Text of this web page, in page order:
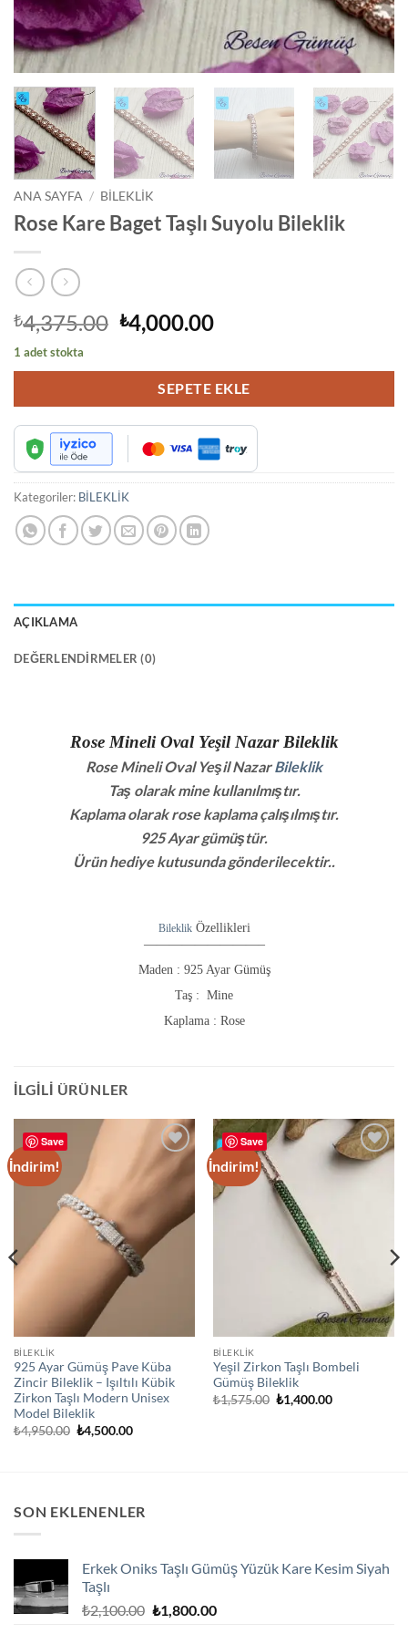
ANA SAYFA / BİLEKLİK
Rose Kare Baget Taşlı Suyolu Bileklik
₺4,375.00 Orijinal
fiyat:
₺4,375.00.
₺4,000.00Şu
fiyat:
₺4,000.00.
1 adet stokta
SEPETE EKLE
Kategoriler: BİLEKLİK
AÇIKLAMA
DEĞERLENDIRMELER (0)
Rose Mineli Oval Yeşil Nazar Bileklik
Rose Mineli Oval Yeşil NazarBileklik
Taş olarak mine kullanılmıştır.
Kaplama olarak rose kaplama çalışılmıştır.
925 Ayar gümüştür.
Ürün hediye kutusunda gönderilecektir..
BileklikÖzellikleri
—————————–
Maden : 925 Ayar Gümüş
Taş : Mine
Kaplama : Rose
İLGILI ÜRÜNLER
Save
İndirim!
Add to
wishlist
BİLEKLİK
925 Ayar Gümüş Pave Küba
Zincir Bileklik – Işıltılı Kübik
Zirkon Taşlı Modern Unisex
Model Bileklik
₺4,950.00 Orijinal
fiyat:
₺4,500.00Şu
Save
İndirim!
Add to
BİLEKLİK
Yeşil Zirkon Taşlı Bombeli
Gümüş Bileklik
₺1,575.00 Orijinal
fiyat:
₺1,400.00Şu
SON EKLENENLER
Erkek Oniks Taşlı Gümüş Yüzük Kare Kesim Siyah
Taşlı
₺2,100.00 Orijinal
₺1,800.00Şu